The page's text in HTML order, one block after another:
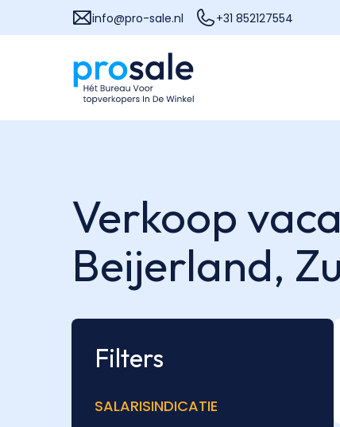
info@pro-sale.nl +31 852127554
Verkoop
Beijerland,
Filters
SALARISINDICATIE